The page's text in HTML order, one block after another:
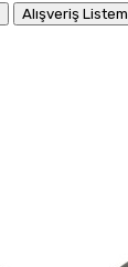
Alışveriş